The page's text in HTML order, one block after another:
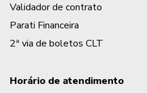
Validador de contrato
Parati Financeira
2ª via de boletos CLT
Horário de atendimento